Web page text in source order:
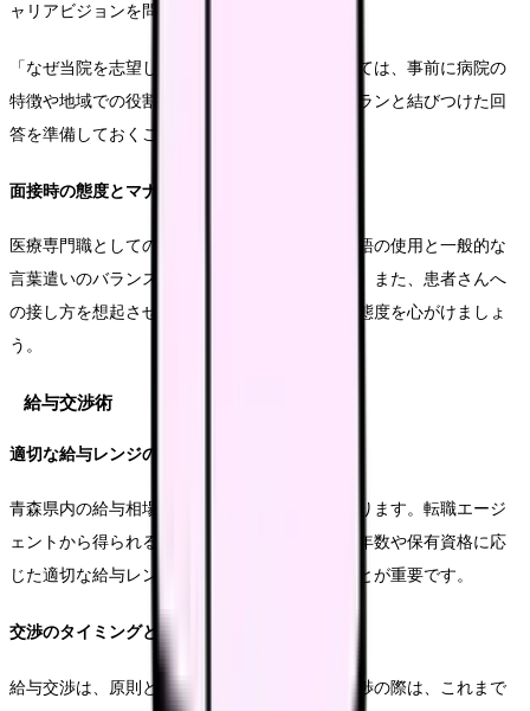
ャリアビジョンを問われることが多いです。
「なぜ当院を志望したのか」という質問に対しては、事前に病院の
特徴や地域での役割を調べ、自身のキャリアプランと結びつけた回
答を準備しておくことが重要です。
面接時の態度とマナー
医療専門職としての信頼性を示すため、専門用語の使用と一般的な
言葉遣いのバランスに気を配ることが大切です。また、患者さんへ
の接し方を想起させるような、穏やかで誠実な態度を心がけましょ
う。
給与交渉術
適切な給与レンジの把握
青森県内の給与相場は地域や施設によって異なります。転職エージ
ェントから得られる情報を活用し、自身の経験年数や保有資格に応
じた適切な給与レンジを事前に把握しておくことが重要です。
交渉のタイミングと方法
給与交渉は、原則として内定後に行います。交渉の際は、これまで